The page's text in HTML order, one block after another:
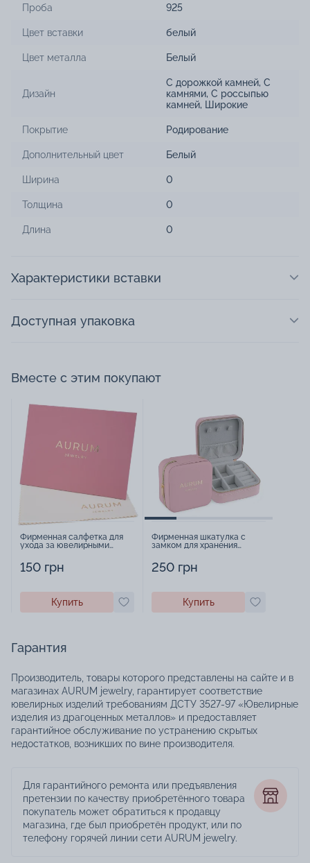
Проба 925
Цвет вставки белый
Цвет металла Белый
Дизайн
С дорожкой камней, С
камнями, С россыпью
камней, Широкие
Покрытие Родирование
Дополнительный цвет Белый
Ширина 0
Толщина 0
Длина 0
Характеристики вставки
Доступная упаковка
Вместе с этим покупают
Фирменная салфетка для
ухода за ювелирными
150 грн
Купить
Фирменная шкатулка с
замком для хранения
250 грн
Купить
Гарантия
Производитель, товары которого представлены на сайте и в
магазинах AURUM jewelry, гарантирует соответствие
ювелирных изделий требованиям ДСТУ 3527-97 «Ювелирные
изделия из драгоценных металлов» и предоставляет
гарантийное обслуживание по устранению скрытых
недостатков, возникших по вине производителя.
Для гарантийного ремонта или предъявления
претензии по качеству приобретённого товара
покупатель может обратиться к продавцу
магазина, где был приобретён продукт, или по
телефону горячей линии сети AURUM jewelry.